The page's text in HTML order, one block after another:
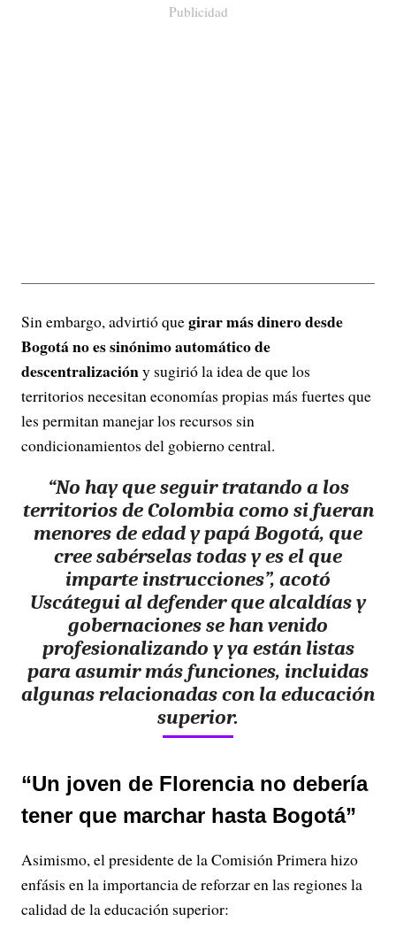
Publicidad
Sin embargo, advirtió quegirar más dinero desde
Bogotá no es sinónimo automático de
descentralizacióny sugirió la idea de que los
territorios necesitan economías propias más fuertes que
les permitan manejar los recursos sin
condicionamientos del gobierno central.
“No hay que seguir tratando a los
territorios de Colombia como si fueran
menores de edad y papá Bogotá, que
cree sabérselas todas y es el que
imparte instrucciones”, acotó
Uscátegui al defender que alcaldías y
gobernaciones se han venido
profesionalizando y ya están listas
para asumir más funciones, incluidas
algunas relacionadas con la educación
superior.
“Un joven de Florencia no debería
tener que marchar hasta Bogotá”
Asimismo, el presidente de la Comisión Primera hizo
enfásis en la importancia de reforzar en las regiones la
calidad de la educación superior: